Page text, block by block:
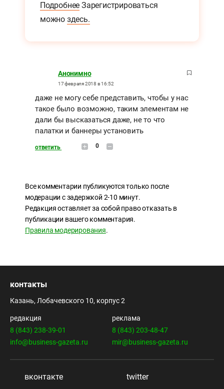
Подробнее Зарегистрироваться
можно здесь.
Анонимно
17 февраля 2018 в 16:52
даже не могу себе представить, чтобы у нас
такое было возможно, таким элементам не
дали бы высказаться даже, не то что
палатки и баннеры установить
ответить 0
Все комментарии публикуются только после
модерации с задержкой 2-10 минут.
Редакция оставляет за собой право отказать в
публикации вашего комментария.
Правила модерирования.
контакты
Казань, Лобачевского 10, корпус 2
редакция
8 (843) 238-39-01
info@business-gazeta.ru
реклама
8 (843) 203-48-47
mir@business-gazeta.ru
вконтакте
twitter